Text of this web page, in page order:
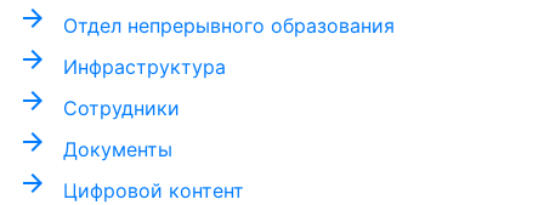
arrow_forward Отдел непрерывного образования
arrow_forward Инфраструктура
arrow_forward Сотрудники
arrow_forward Документы
arrow_forward Цифровой контент